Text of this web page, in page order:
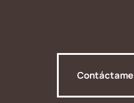
Contáctame